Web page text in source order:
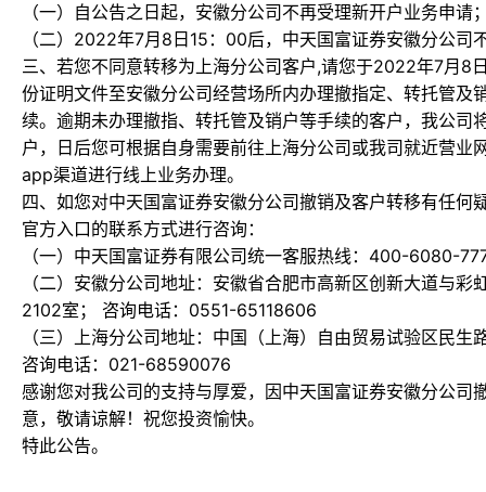
（一）自公告之日起，安徽分公司不再受理新开户业务申请
（二）2022年7月8日15：00后，中天国富证券安徽分公司
三、若您不同意转移为上海分公司客户,请您于2022年7月8
份证明文件至安徽分公司经营场所内办理撤指定、转托管及
续。逾期未办理撤指、转托管及销户等手续的客户，我公司
户，日后您可根据自身需要前往上海分公司或我司就近营业
app渠道进行线上业务办理。
四、如您对中天国富证券安徽分公司撤销及客户转移有任何
官方入口的联系方式进行咨询：
（一）中天国富证券有限公司统一客服热线：400-6080-
（二）安徽分公司地址：安徽省合肥市高新区创新大道与
2102室； 咨询电话：0551-65118606
（三）上海分公司地址：中国（上海）自由贸易试验区民
咨询电话：021-68590076
感谢您对我公司的支持与厚爱，因中天国富证券安徽分公司
意，敬请谅解！祝您投资愉快。
特此公告。